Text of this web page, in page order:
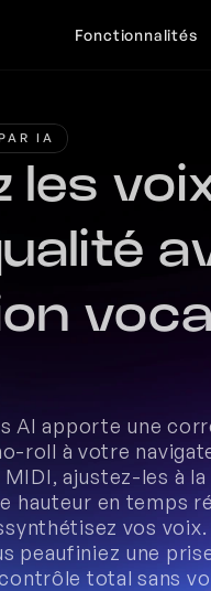
Fonctionnalités
IA
les
AI apporte une
roll à votre
ajustez-les à
hauteur en temps
vos
peaufiniez une
total sans